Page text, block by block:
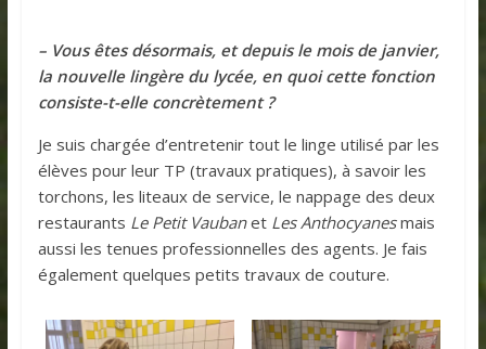
– Vous êtes désormais, et depuis le mois de janvier,
la nouvelle lingère du lycée, en quoi cette fonction
consiste-t-elle concrètement ?
Je suis chargée d’entretenir tout le linge utilisé par les
élèves pour leur TP (travaux pratiques), à savoir les
torchons, les liteaux de service, le nappage des deux
restaurants Le Petit Vaubanet Les Anthocyanesmais
aussi les tenues professionnelles des agents. Je fais
également quelques petits travaux de couture.